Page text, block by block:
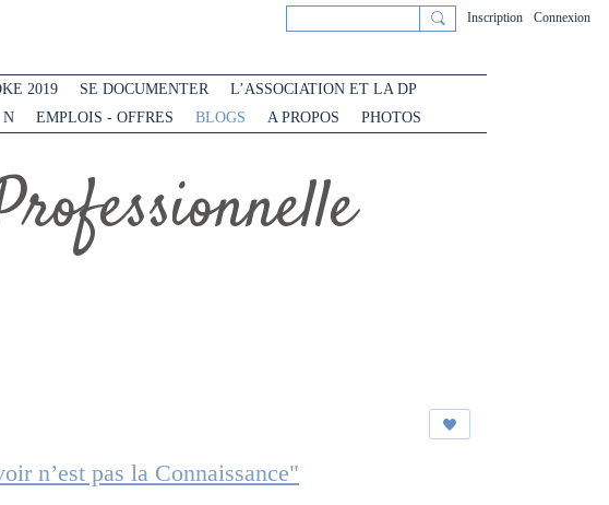
Inscription Connexion
2019 SE DOCUMENTER
L’ASSOCIATION ET LA DP
EMPLOIS - OFFRES BLOGS A PROPOS PHOTOS
n’est pas la Connaissance"